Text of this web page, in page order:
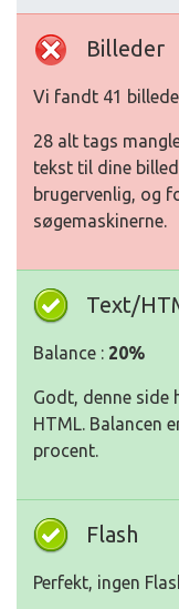
Billeder
Vi fandt 41
28 alt tags
tekst til dine
brugervenlig, og
søgemaskinerne.
Text/
Balance : 20%
Godt, denne side
HTML. Balancen
procent.
Flash
Perfekt, ingen